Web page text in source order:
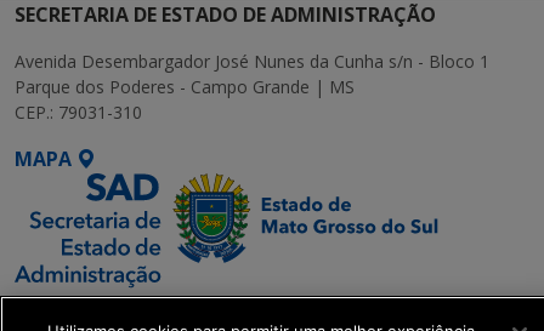
SECRETARIA DE ESTADO DE ADMINISTRAÇÃO
Avenida Desembargador José Nunes da Cunha s/n - Bloco 1
Parque dos Poderes - Campo Grande | MS
CEP.: 79031-310
MAPA